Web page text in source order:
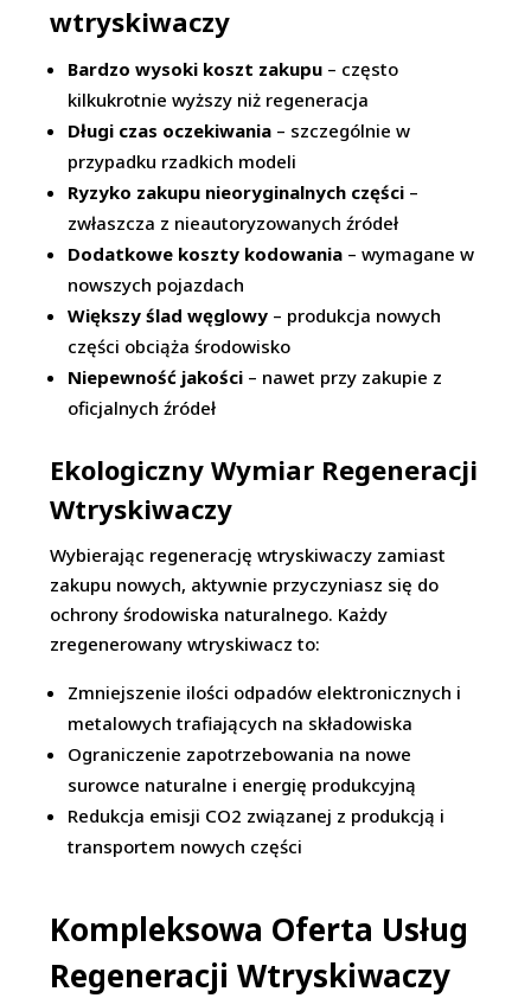
wtryskiwaczy
Bardzo wysoki koszt zakupu – często
kilkukrotnie wyższy niż regeneracja
Długi czas oczekiwania – szczególnie w
przypadku rzadkich modeli
Ryzyko zakupu nieoryginalnych części –
zwłaszcza z nieautoryzowanych źródeł
Dodatkowe koszty kodowania – wymagane w
nowszych pojazdach
Większy ślad węglowy – produkcja nowych
części obciąża środowisko
Niepewność jakości – nawet przy zakupie z
oficjalnych źródeł
Ekologiczny Wymiar Regeneracji
Wtryskiwaczy
Wybierając regenerację wtryskiwaczy zamiast
zakupu nowych, aktywnie przyczyniasz się do
ochrony środowiska naturalnego. Każdy
zregenerowany wtryskiwacz to:
Zmniejszenie ilości odpadów elektronicznych i
metalowych trafiających na składowiska
Ograniczenie zapotrzebowania na nowe
surowce naturalne i energię produkcyjną
Redukcja emisji CO2 związanej z produkcją i
transportem nowych części
Kompleksowa Oferta Usług
Regeneracji Wtryskiwaczy